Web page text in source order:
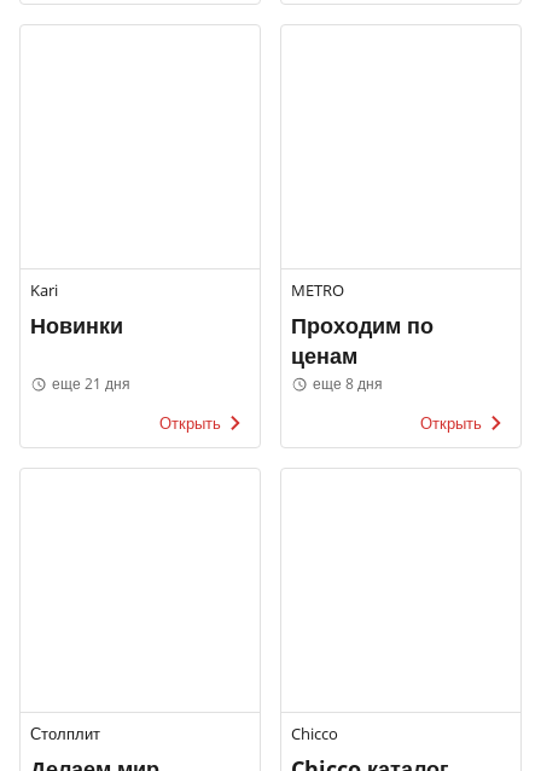
Kari
Новинки
еще 21 дня
Открыть
METRO
Проходим по
ценам
еще 8 дня
Открыть
Столплит Chicco